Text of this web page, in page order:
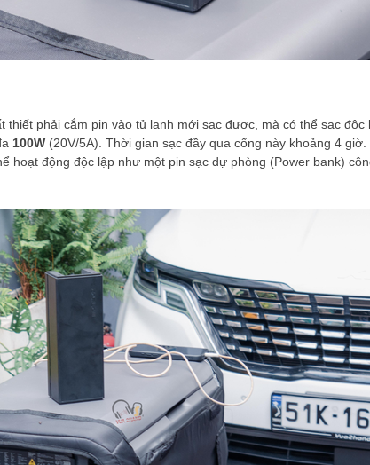
phải cắm pin vào tủ lạnh mới sạc được, mà có thể sạc độc
100W (20V/5A). Thời gian sạc đầy qua cổng này khoảng 4 giờ.
hoạt động độc lập như một pin sạc dự phòng (Power bank)